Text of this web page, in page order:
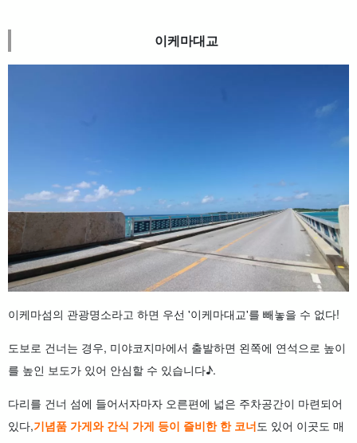
이케마대교
이케마섬의 관광명소라고 하면 우선 '이케마대교'를 빼놓을 수 없다!
도보로 건너는 경우, 미야코지마에서 출발하면 왼쪽에 연석으로 높이
를 높인 보도가 있어 안심할 수 있습니다♪.
다리를 건너 섬에 들어서자마자 오른편에 넓은 주차공간이 마련되어
있다,기념품 가게와 간식 가게 등이 즐비한 한 코너도 있어 이곳도 매